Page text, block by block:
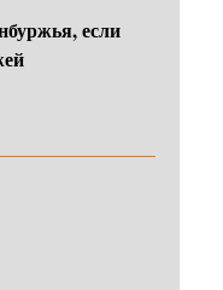
если